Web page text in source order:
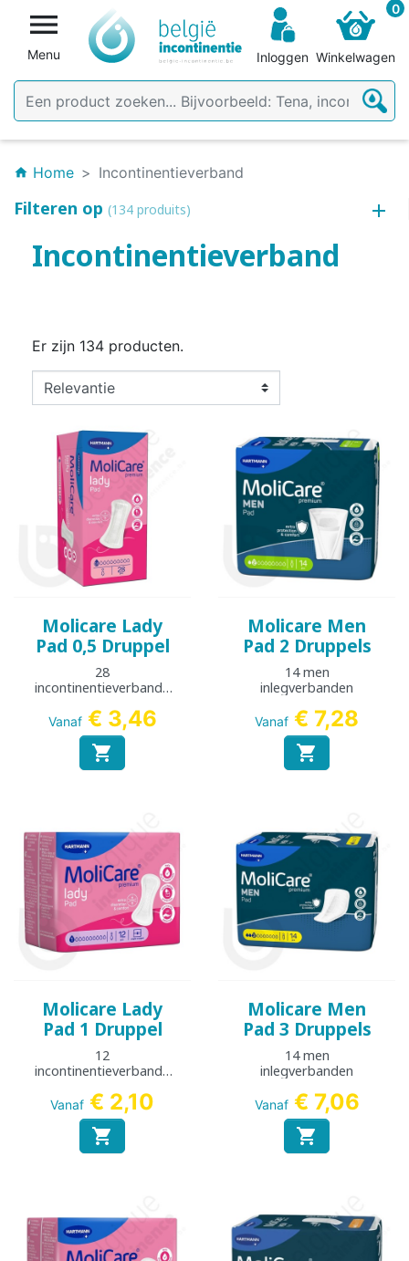

Menu Inloggen
0
Winkelwagen
home Home Incontinentieverband
Filteren op (134 produits)
Incontinentieverband
Er zijn 134 producten.
Molicare Lady
Pad 0,5 Druppel
28
incontinentieverbande
Vanaf € 3,46

Molicare Men
Pad 2 Druppels
14 men
inlegverbanden
Vanaf € 7,28

Molicare Lady
Pad 1 Druppel
12
incontinentieverbande
Vanaf € 2,10

Molicare Men
Pad 3 Druppels
14 men
inlegverbanden
Vanaf € 7,06
